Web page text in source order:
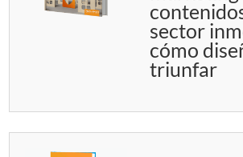
sector
cómo
triunfar